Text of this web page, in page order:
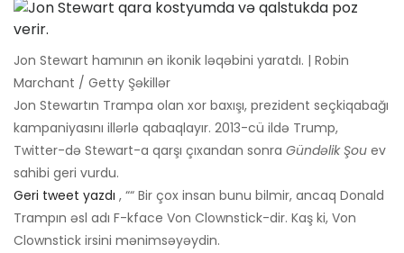
Jon Stewart hamının ən ikonik ləqəbini yaratdı. | Robin
Marchant / Getty Şəkillər
Jon Stewartın Trampa olan xor baxışı, prezident seçkiqabağı
kampaniyasını illərlə qabaqlayır. 2013-cü ildə Trump,
Twitter-də Stewart-a qarşı çıxandan sonra Gündəlik Şou ev
sahibi geri vurdu.
Geri tweet yazdı , ““ Bir çox insan bunu bilmir, ancaq Donald
Trampın əsl adı F-kface Von Clownstick-dir. Kaş ki, Von
Clownstick irsini mənimsəyəydin.